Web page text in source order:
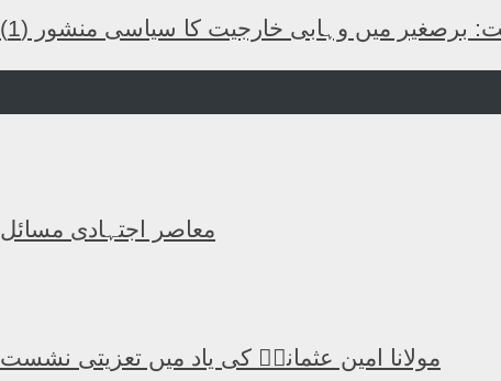
برصغیر میں وہابی خارجیت کا سیاسی منشور (1)
معاصر اجتہادی مسائل
مولانا امین عثمانیؒ کی یاد میں تعزیتی نشست